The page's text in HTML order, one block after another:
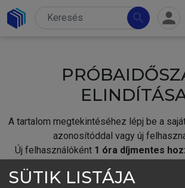
search person
A tartalom megtekintéséhez lépj be a
azonosítóddal vagy új
Új felhasználóként 1 óra díjmentes
SÜTIK LISTÁJA